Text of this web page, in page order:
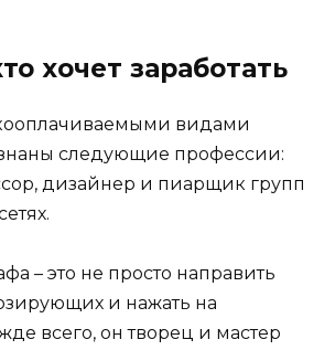
хочет заработать
видами
следующие профессии:
дизайнер и пиарщик групп
– это не просто направить
и нажать на
всего, он творец и мастер